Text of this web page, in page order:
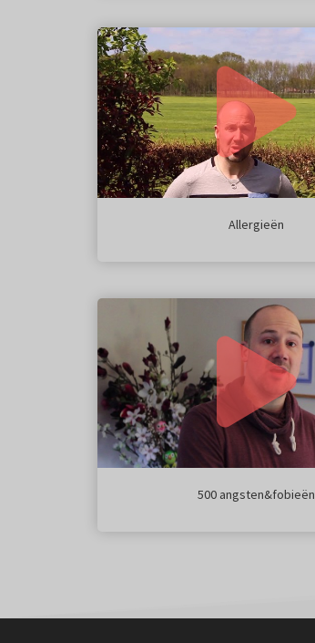
Allergieën
500 angsten&fobieën